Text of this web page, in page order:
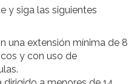
y siga las siguientes
una extensión mínima de 8
y con uso de